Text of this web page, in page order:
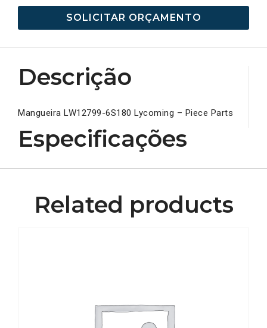
SOLICITAR ORÇAMENTO
Descrição
Mangueira LW12799-6S180 Lycoming – Piece Parts
Especificações
Related products